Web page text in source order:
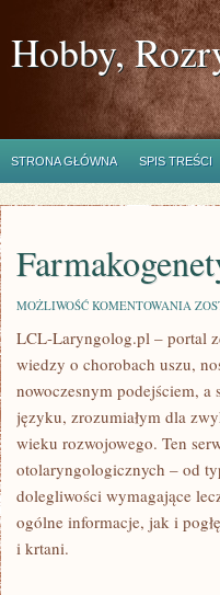
Hobby,
STRONA GŁÓWNA SPIS TREŚCI
MOŻLIWOŚĆ KOMENTOWANIA
LCL-Laryngolog.pl – portal
wiedzy o chorobach uszu,
nowoczesnym podejściem, a
języku, zrozumiałym dla
wieku rozwojowego. Ten
otolaryngologicznych – od
dolegliwości wymagające
ogólne informacje, jak i
i krtani.